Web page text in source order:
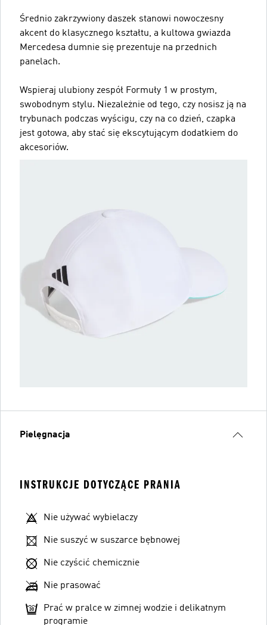
Średnio zakrzywiony daszek stanowi nowoczesny
akcent do klasycznego kształtu, a kultowa gwiazda
Mercedesa dumnie się prezentuje na przednich
panelach.
Wspieraj ulubiony zespół Formuły 1 w prostym,
swobodnym stylu. Niezależnie od tego, czy nosisz ją na
trybunach podczas wyścigu, czy na co dzień, czapka
jest gotowa, aby stać się ekscytującym dodatkiem do
akcesoriów.
Pielęgnacja
INSTRUKCJE DOTYCZĄCE PRANIA
Nie używać wybielaczy
Nie suszyć w suszarce bębnowej
Nie czyścić chemicznie
Nie prasować
Prać w pralce w zimnej wodzie i delikatnym
programie